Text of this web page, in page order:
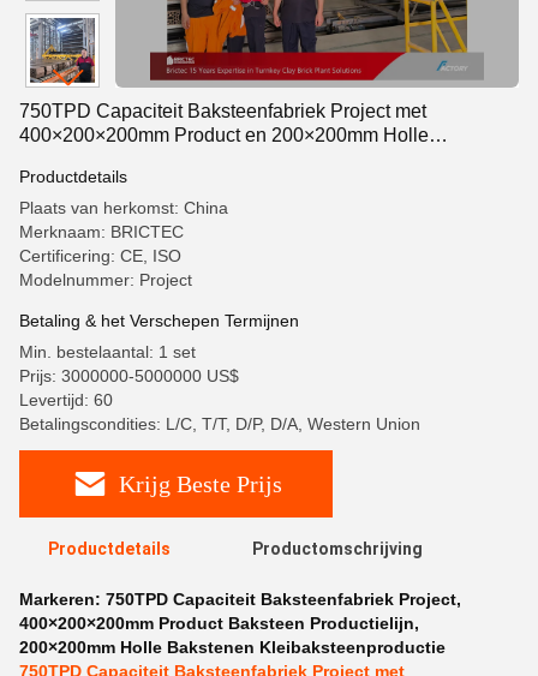
750TPD Capaciteit Baksteenfabriek Project met
400×200×200mm Product en 200×200mm Holle
Productdetails
Plaats van herkomst: China
Merknaam: BRICTEC
Certificering: CE, ISO
Modelnummer: Project
Betaling & het Verschepen Termijnen
Min. bestelaantal: 1 set
Prijs: 3000000-5000000 US$
Levertijd: 60
Betalingscondities: L/C, T/T, D/P, D/A, Western Union
Krijg Beste Prijs
Productdetails Productomschrijving
Markeren: 750TPD Capaciteit Baksteenfabriek Project,
400×200×200mm Product Baksteen Productielijn,
200×200mm Holle Bakstenen Kleibaksteenproductie
750TPD Capaciteit Baksteenfabriek Project met